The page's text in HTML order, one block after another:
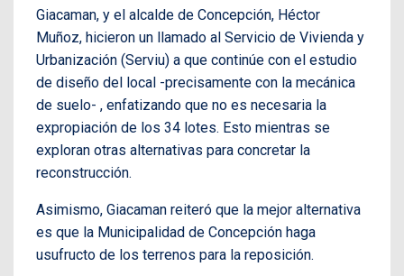
Giacaman, y el alcalde de Concepción, Héctor
Muñoz, hicieron un llamado al Servicio de Vivienda y
Urbanización (Serviu) a que continúe con el estudio
de diseño del local -precisamente con la mecánica
de suelo- , enfatizando que no es necesaria la
expropiación de los 34 lotes. Esto mientras se
exploran otras alternativas para concretar la
reconstrucción.
Asimismo, Giacaman reiteró que la mejor alternativa
es que la Municipalidad de Concepción haga
usufructo de los terrenos para la reposición.